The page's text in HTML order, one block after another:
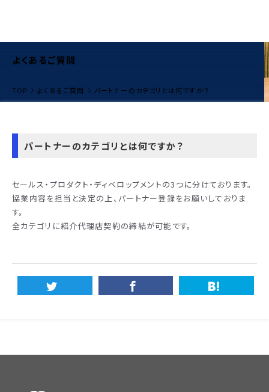
よくあるご質問
TOP よくあるご質問 パートナーのカテゴリとは何ですか？
パートナーのカテゴリとは何ですか？
セールス・プロダクト・ディベロップメントの3つに分けております。
協業内容を担当と決定の上、パートナー登録をお願いしておりま
す。
全カテゴリに紹介代理店契約の締結が可能です。